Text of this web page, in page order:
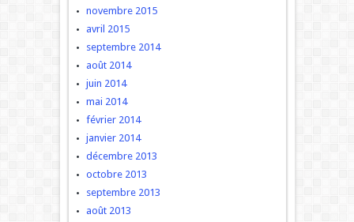
novembre 2015
avril 2015
septembre 2014
août 2014
juin 2014
mai 2014
février 2014
janvier 2014
décembre 2013
octobre 2013
septembre 2013
août 2013